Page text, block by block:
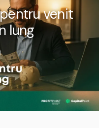
venit
lung